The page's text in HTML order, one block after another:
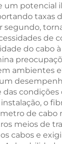
um potencial
taxas
segundo,
de
do cabo
ambientes
condições
o
de cabo
meios de
cabos e